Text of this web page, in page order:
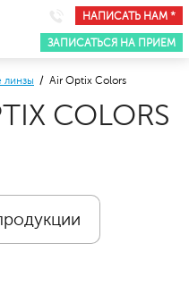
НАПИСАТЬ НАМ *
ЗАПИСАТЬСЯ НА ПРИЕМ
линзы / Air Optix Colors
COLORS